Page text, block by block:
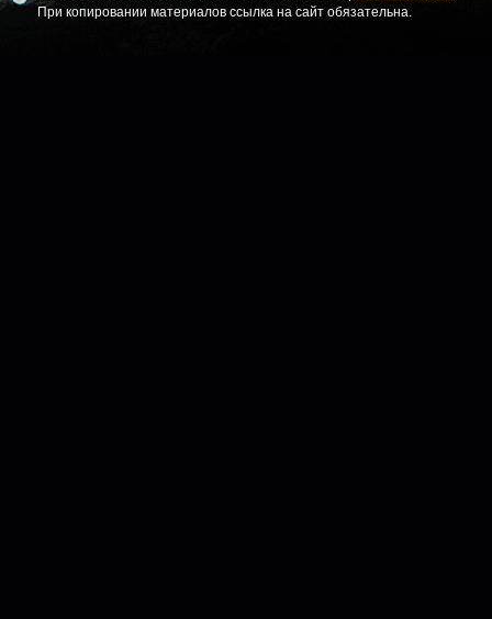
При копировании материалов ссылка на сайт обязательна.